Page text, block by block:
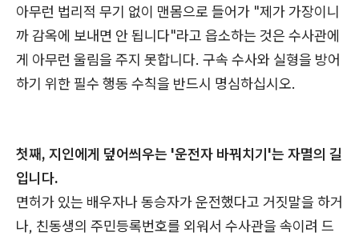
아무런 법리적 무기 없이 맨몸으로 들어가 "제가 가장이니
까 감옥에 보내면 안 됩니다"라고 읍소하는 것은 수사관에
게 아무런 울림을 주지 못합니다. 구속 수사와 실형을 방어
하기 위한 필수 행동 수칙을 반드시 명심하십시오.
첫째, 지인에게 덮어씌우는 '운전자 바꿔치기'는 자멸의 길
입니다.
면허가 있는 배우자나 동승자가 운전했다고 거짓말을 하거
나, 친동생의 주민등록번호를 외워서 수사관을 속이려 드